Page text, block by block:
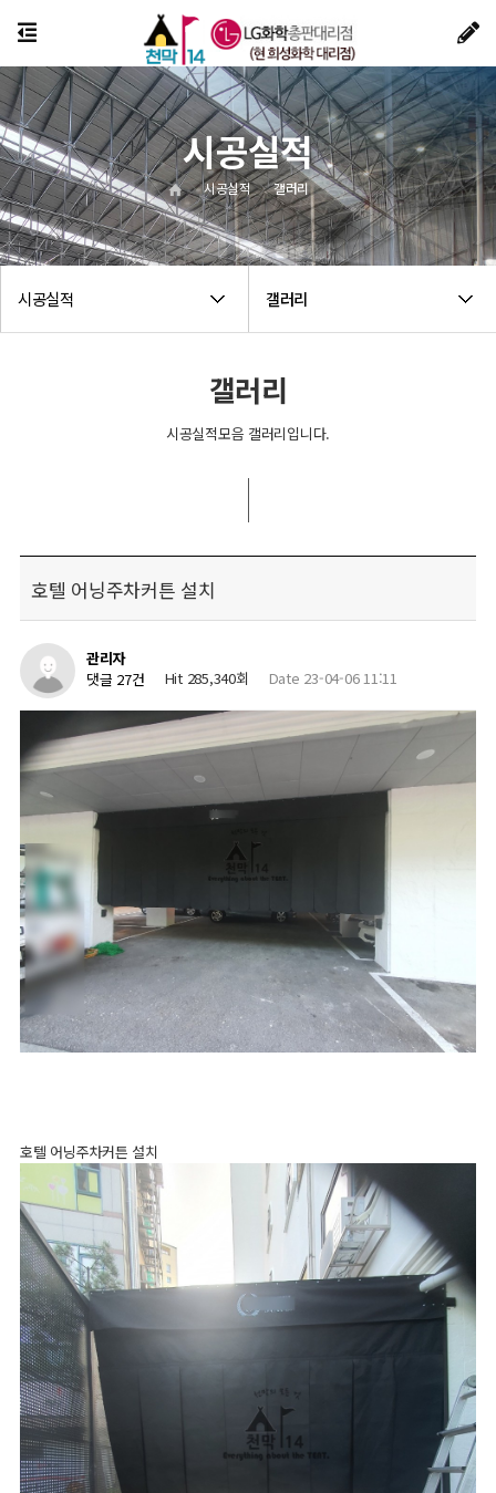
시공실적 갤러리
시공실적 갤러리
시공실적
갤러리
시공실적모음 갤러리입니다.
호텔 어닝주차커튼 설치
관리자
댓글 27건
Hit 285,340회 Date 23-04-06 11:11
호텔 어닝주차커튼 설치